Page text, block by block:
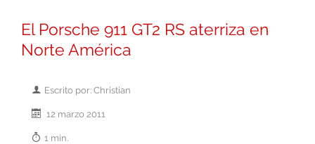
El Porsche 911 GT2 RS aterriza en
Norte América
Escrito por: Christian
12 marzo 2011
1 min.